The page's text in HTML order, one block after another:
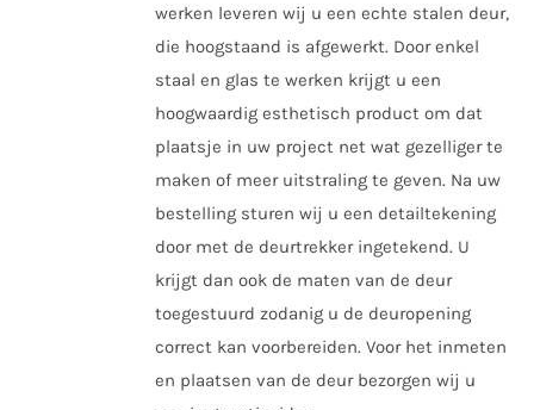
werken leveren wij u een echte stalen deur,
die hoogstaand is afgewerkt. Door enkel
staal en glas te werken krijgt u een
hoogwaardig esthetisch product om dat
plaatsje in uw project net wat gezelliger te
maken of meer uitstraling te geven. Na uw
bestelling sturen wij u een detailtekening
door met de deurtrekker ingetekend. U
krijgt dan ook de maten van de deur
toegestuurd zodanig u de deuropening
correct kan voorbereiden. Voor het inmeten
en plaatsen van de deur bezorgen wij u